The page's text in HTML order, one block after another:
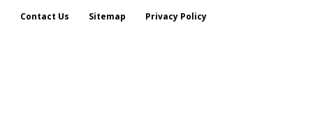
Contact Us Sitemap Privacy Policy